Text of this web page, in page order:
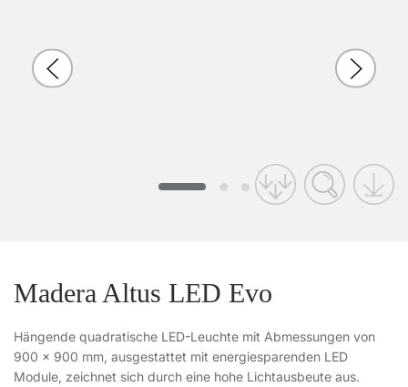
Madera Altus LED Evo
Hängende quadratische LED-Leuchte mit Abmessungen von
900 x 900 mm, ausgestattet mit energiesparenden LED
Module, zeichnet sich durch eine hohe Lichtausbeute aus.